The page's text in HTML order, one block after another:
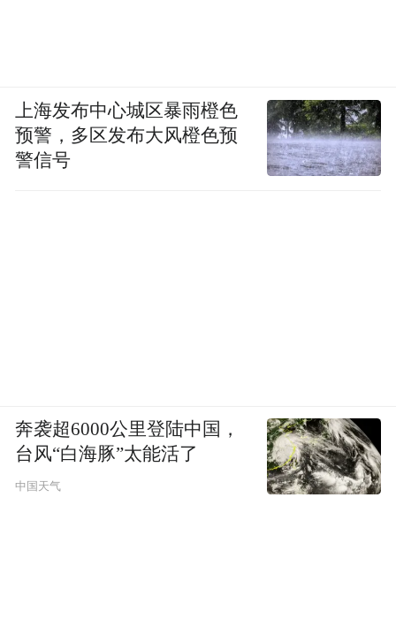
上海发布中心城区暴雨橙色
预警，多区发布大风橙色预
警信号
奔袭超6000公里登陆中国，
台风“白海豚”太能活了
中国天气